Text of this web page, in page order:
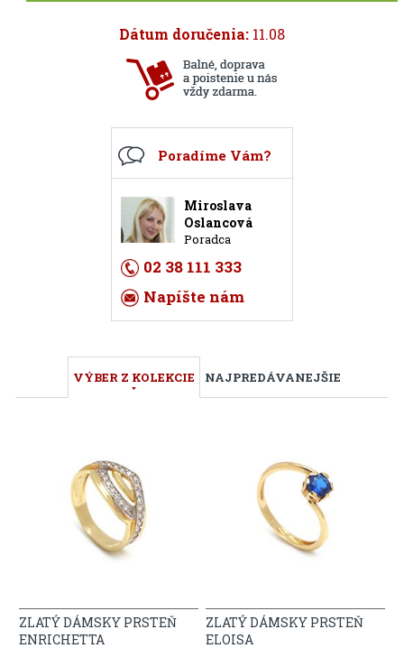
Dátum doručenia: 11.08
Poradíme Vám?
Miroslava
Oslancová
Poradca
02 38 111 333
Napíšte nám
VÝBER Z KOLEKCIE NAJPREDÁVANEJŠIE
ZLATÝ DÁMSKY PRSTEŇ
ENRICHETTA
ZLATÝ DÁMSKY PRSTEŇ
ELOISA